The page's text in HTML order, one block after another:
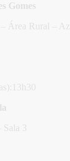
Gomes
Área Rural –
3